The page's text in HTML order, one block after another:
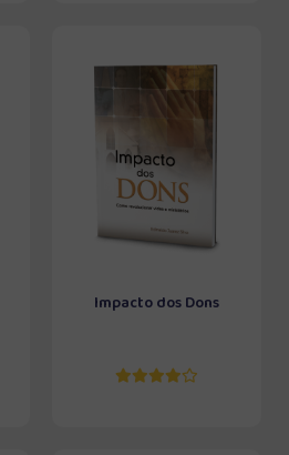
Impacto dos Dons